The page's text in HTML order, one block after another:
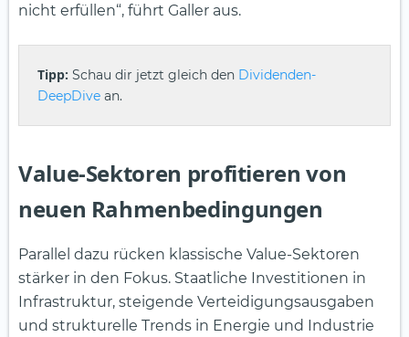
nicht erfüllen“, führt Galler aus.
Tipp: Schau dir jetzt gleich den Dividenden-
DeepDive an.
Value-Sektoren profitieren von
neuen Rahmenbedingungen
Parallel dazu rücken klassische Value-Sektoren
stärker in den Fokus. Staatliche Investitionen in
Infrastruktur, steigende Verteidigungsausgaben
und strukturelle Trends in Energie und Industrie